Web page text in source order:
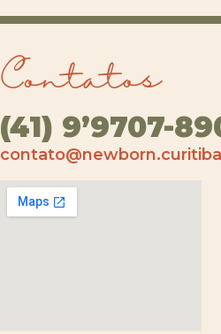
Contatos
(41) 9’9707-